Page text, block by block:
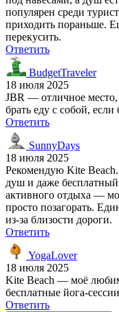
популярен среди
приходить пораньше.
перекусить.
Ответить
BudgetTraveler
18 июля 2025
JBR — отличное
брать еду с собой,
Ответить
SunnyDays
18 июля 2025
Рекомендую Kite
душ и даже
активного отдыха —
просто позагорать.
из-за близости дороги.
Ответить
YogaLover
18 июля 2025
Kite Beach — моё
бесплатные йога-
Ответить